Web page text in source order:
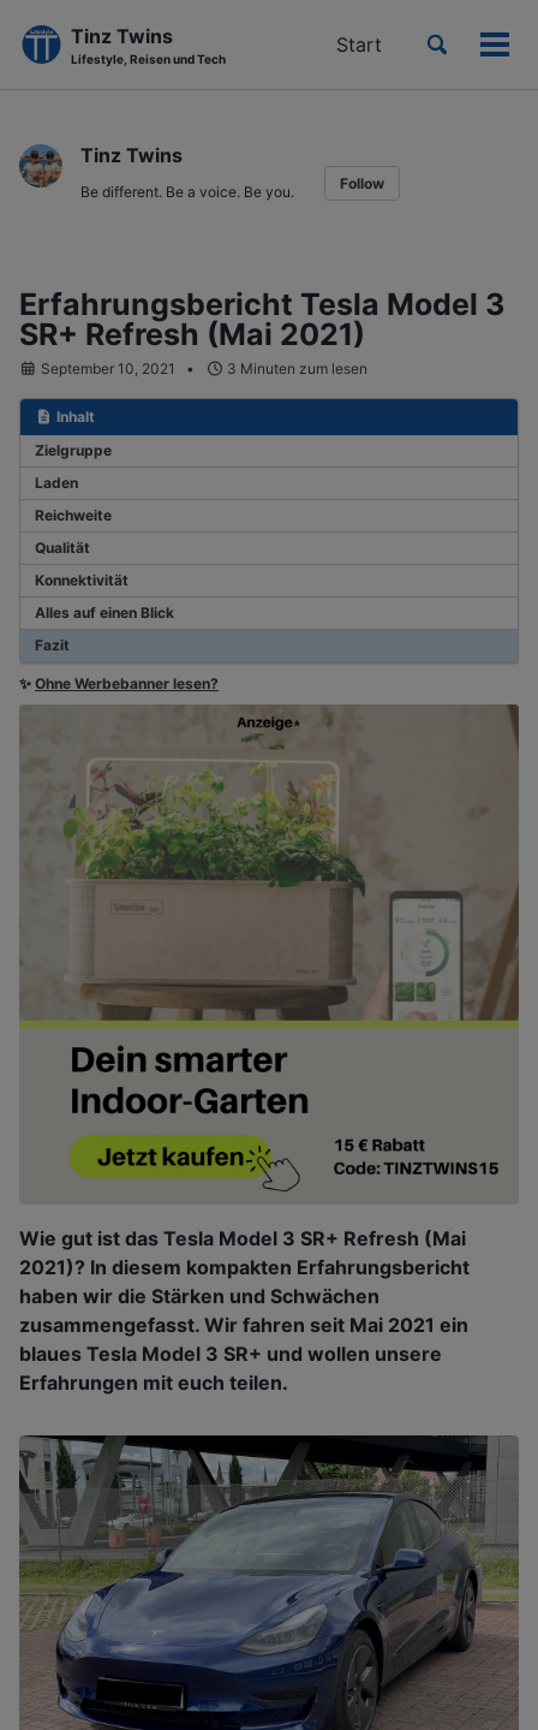
primary
navigation
content
footer
Tinz Twins
Lifestyle, Reisen und Tech
Start
Toggle
Tinz Twins
Be different. Be a voice. Be you. Follow
Erfahrungsbericht Tesla Model 3
SR+ Refresh (Mai 2021)
September 10, 2021 3 Minuten zum lesen
Inhalt
Zielgruppe
Laden
Reichweite
Qualität
Konnektivität
Alles auf einen Blick
Fazit
✨ Ohne Werbebanner lesen?
Wie gut ist das Tesla Model 3 SR+ Refresh (Mai
2021)? In diesem kompakten Erfahrungsbericht
haben wir die Stärken und Schwächen
zusammengefasst. Wir fahren seit Mai 2021 ein
blaues Tesla Model 3 SR+ und wollen unsere
Erfahrungen mit euch teilen.